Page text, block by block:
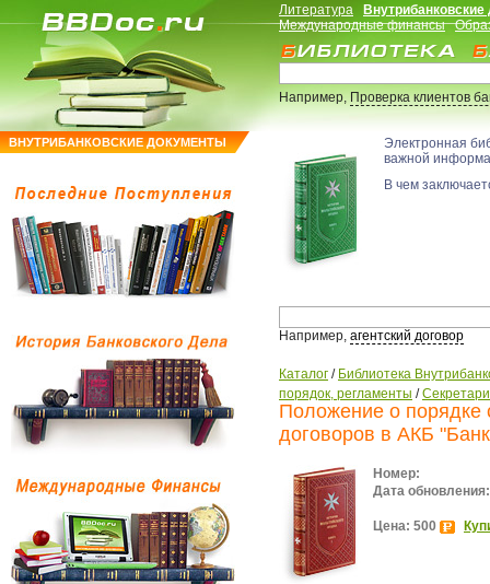
ВНУТРИБАНКОВСКИЕ ДОКУМЕНТЫ
Литература
Международные финансы
Например,Проверка клиентов
Электронная
важной
В чем
Например, агентский договор
Каталог / Библиотека
порядок, регламенты /
Положение о порядке
договоров в АКБ
Номер:
Дата обновления:
Цена: 500